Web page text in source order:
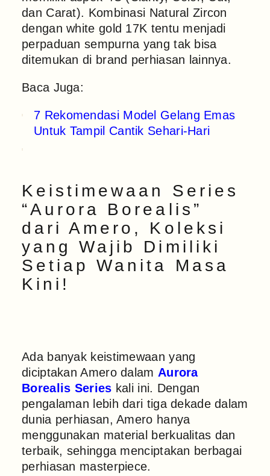
dan Carat). Kombinasi Natural Zircon
dengan white gold 17K tentu menjadi
perpaduan sempurna yang tak bisa
ditemukan di brand perhiasan lainnya.
Baca Juga:
7 Rekomendasi Model Gelang Emas
Untuk Tampil Cantik Sehari-Hari
Keistimewaan Series
“Aurora Borealis”
dari Amero, Koleksi
yang Wajib Dimiliki
Setiap Wanita Masa
Kini!
Ada banyak keistimewaan yang
diciptakan Amero dalam Aurora
Borealis Series kali ini. Dengan
pengalaman lebih dari tiga dekade dalam
dunia perhiasan, Amero hanya
menggunakan material berkualitas dan
terbaik, sehingga menciptakan berbagai
perhiasan masterpiece.